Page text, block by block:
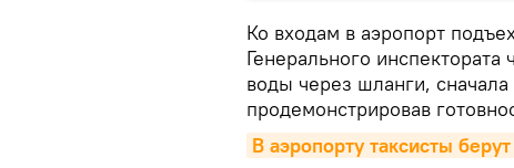
Ко входам в аэропорт
Генерального
воды через шланги,
продемонстрировав
В аэропорту таксисты